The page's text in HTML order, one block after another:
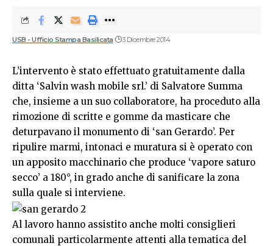
USB - Ufficio Stampa Basilicata 3 Dicembre 2014
L’intervento è stato effettuato gratuitamente dalla
ditta ‘Salvin wash mobile srl.’ di Salvatore Summa
che, insieme a un suo collaboratore, ha proceduto alla
rimozione di scritte e gomme da masticare che
deturpavano il monumento di ‘san Gerardo’. Per
ripulire marmi, intonaci e muratura si è operato con
un apposito macchinario che produce ‘vapore saturo
secco’ a 180°, in grado anche di sanificare la zona
sulla quale si interviene.
Al lavoro hanno assistito anche molti consiglieri
comunali particolarmente attenti alla tematica del